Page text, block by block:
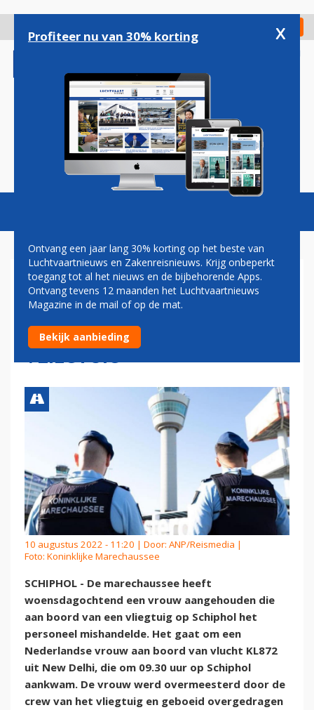
gaan
Check in
Magazine Podcasts Vacatures
VROUW AANGEHOUDEN
VOOR MISHANDELEN
PERSONEEL AAN BOORD
VLIEGTUIG
10 augustus 2022 - 11:20 | Door: ANP/Reismedia |
Foto: Koninklijke Marechaussee
SCHIPHOL - De marechaussee heeft
woensdagochtend een vrouw aangehouden die
aan boord van een vliegtuig op Schiphol het
personeel mishandelde. Het gaat om een
Nederlandse vrouw aan boord van vlucht KL872
uit New Delhi, die om 09.30 uur op Schiphol
aankwam. De vrouw werd overmeesterd door de
crew van het vliegtuig en geboeid overgedragen
Profiteer nu van 30% korting x
Ontvang een jaar lang 30% korting op het beste van
Luchtvaartnieuws en Zakenreisnieuws. Krijg onbeperkt
toegang tot al het nieuws en de bijbehorende Apps.
Ontvang tevens 12 maanden het Luchtvaartnieuws
Magazine in de mail of op de mat.
Bekijk aanbieding